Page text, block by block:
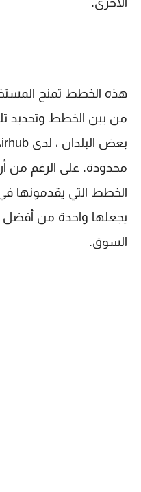
الأخرى.
هذه الخطط تمنح
من بين الخطط وتحديد
محدودة. على الرغم من
الخطط التي يقدمونها في
السوق.